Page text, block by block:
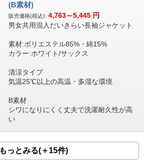
(B素材)
販売価格(税込): 4,763～5,445 円
男女共用混入だいきらい長袖ジャケット
素材:ポリエステル85%・綿15%
カラー:ホワイト/サックス
清涼タイプ
気温25℃以上の高温・多湿な環境
B素材
シワになりにくく丈夫で洗濯耐久性が高
い
もっとみる(＋15件)